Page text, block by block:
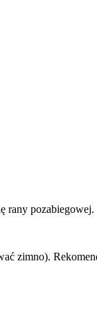
rany pozabiegowej.
zimno).